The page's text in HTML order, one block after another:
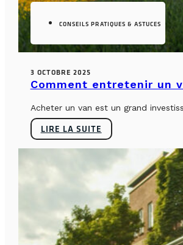
CONSEILS PRATIQUES & ASTUCES
3 OCTOBRE 2025
Comment entretenir un
Acheter un van est un grand
LIRE LA SUITE